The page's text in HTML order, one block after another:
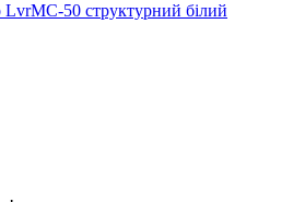
50 структурний білий